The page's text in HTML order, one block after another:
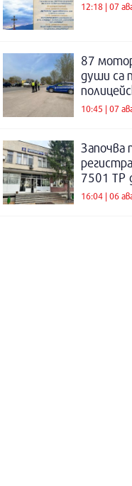
12:18 | 07
87
души са
10:45 | 07
Започва
7501 ТР
16:04 | 06